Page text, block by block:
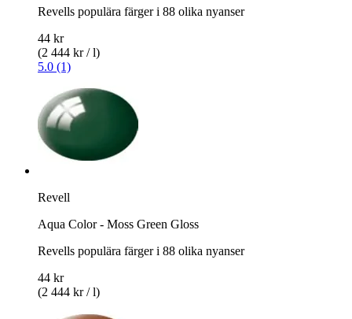
Revells populära färger i 88 olika nyanser
44 kr
(2 444 kr / l)
5.0 (1)
Revell
Aqua Color - Moss Green Gloss
Revells populära färger i 88 olika nyanser
44 kr
(2 444 kr / l)